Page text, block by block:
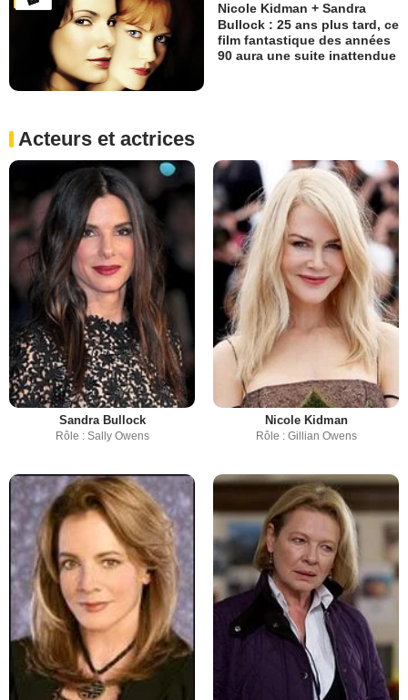
Nicole Kidman + Sandra
Bullock : 25 ans plus tard, ce
film fantastique des années
90 aura une suite inattendue
Acteurs et actrices
Sandra Bullock
Rôle : Sally Owens
Nicole Kidman
Rôle : Gillian Owens